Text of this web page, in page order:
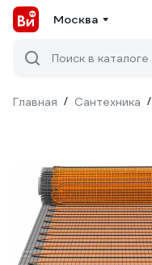
Москва
Поиск в каталоге
Главная / Сантехника /